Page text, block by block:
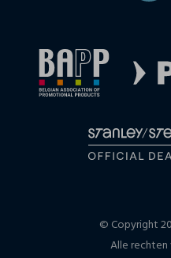
© Copyright
Alle